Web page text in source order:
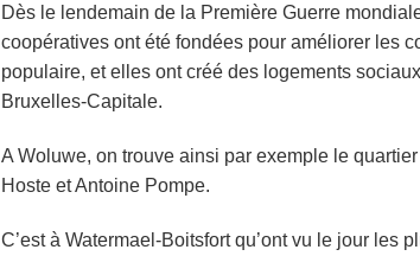
Dès le lendemain de la Première Guerre
coopératives ont été fondées pour améliorer les
populaire, et elles ont créé des logements
Bruxelles-Capitale.
A Woluwe, on trouve ainsi par exemple le
Hoste et Antoine Pompe.
C’est à Watermael-Boitsfort qu’ont vu le jour